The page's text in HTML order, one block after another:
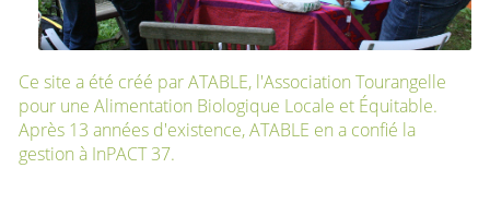
Ce site a été créé par ATABLE, l'Association Tourangelle
pour une Alimentation Biologique Locale et Équitable.
Après 13 années d'existence, ATABLE en a confié la
gestion à InPACT 37.